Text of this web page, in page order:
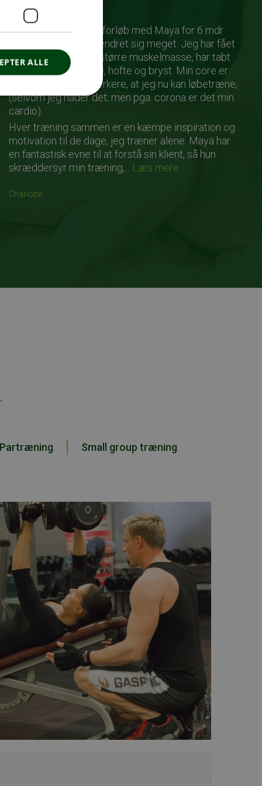
Jeg startede mit PT forløb med Maya for 6 mdr
siden. Min krop har ændret sig meget. Jeg har fået
mærkbar og målbar større muskelmasse, har tabt
meget fedt om mave, hofte og bryst. Min core er
blevet så meget stærkere, at jeg nu kan løbetræne,
(selvom jeg hader det; men pga. corona er det min
cardio).
Hver træning sammen er en kæmpe inspiration og
motivation til de dage, jeg træner alene. Maya har
en fantastisk evne til at forstå sin klient, så hun
skræddersyr min træning,... Læs mere
Charlotte
Partræning Small group træning
ALLE